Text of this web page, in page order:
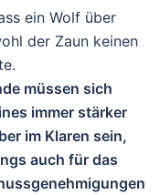
ein Wolf über
der Zaun keinen
müssen sich
immer stärker
im Klaren sein,
auch für das